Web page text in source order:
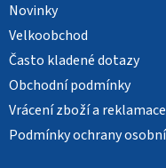
Novinky
Velkoobchod
Často kladené dotazy
Obchodní podmínky
Vrácení zboží a reklamace
Podmínky ochrany